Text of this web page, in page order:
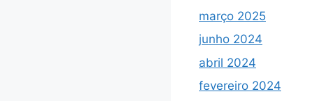
março 2025
junho 2024
abril 2024
fevereiro 2024